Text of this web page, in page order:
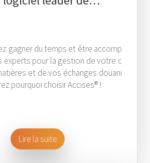
gagner du temps et être accomp
experts pour la gestion de votre c
et de vos échanges douani
pourquoi choisir Accises® !
Lire la suite